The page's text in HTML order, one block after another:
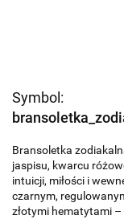
Symbol:
Bransoletka
jaspisu, kwarcu
intuicji, miłości i
czarnym,
złotymi hematytami